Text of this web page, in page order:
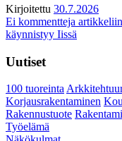
Kirjoitettu 30.7.2026
Ei kommentteja
käynnistyy Iissä
Uutiset
100 tuoreinta
Korjausrakentaminen
Rakennustuote
Työelämä